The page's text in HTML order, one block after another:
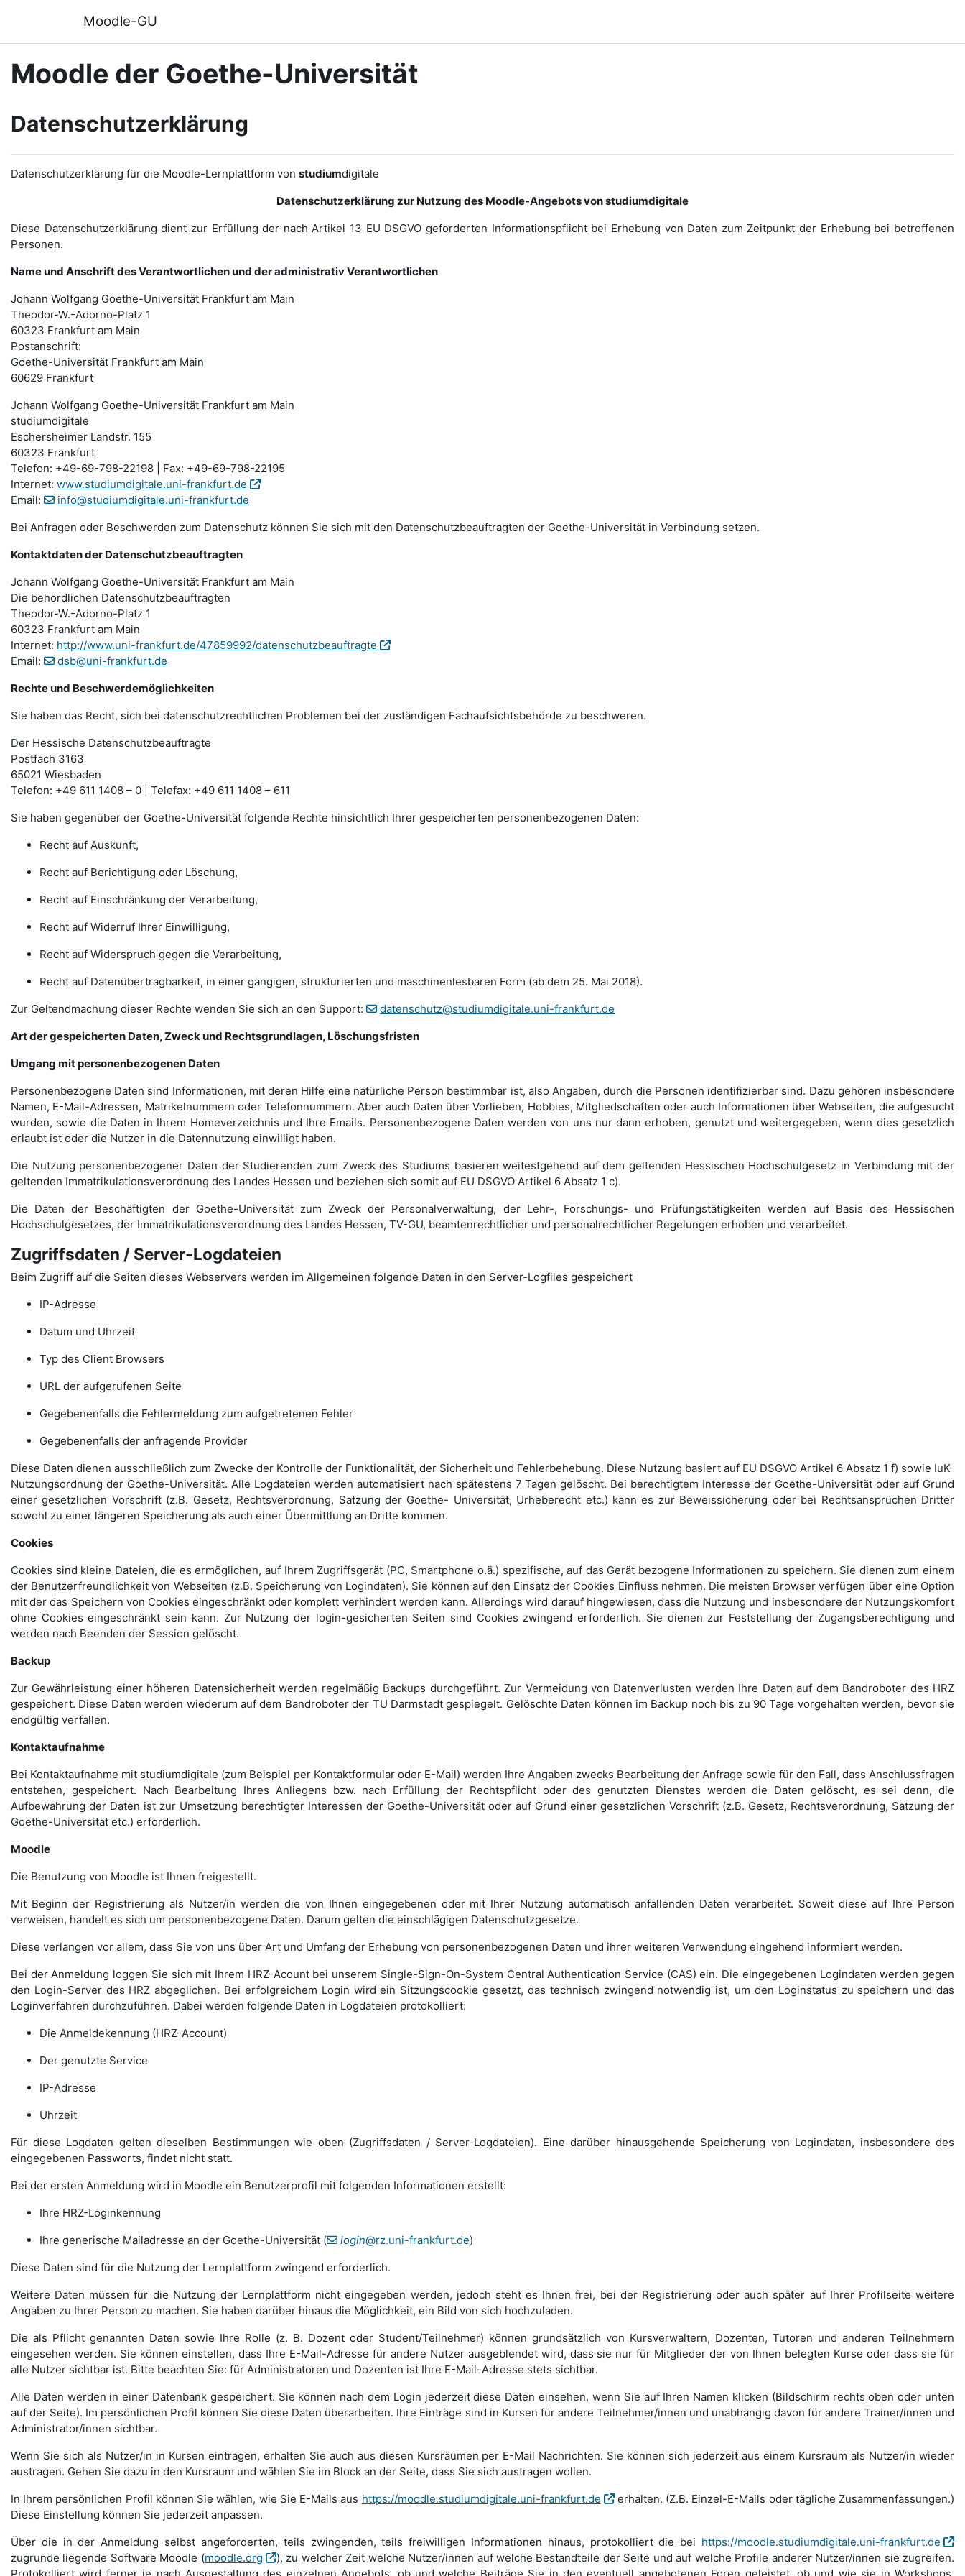
Moodle-GU
Moodle der Goethe-Universität
Datenschutzerklärung
Datenschutzerklärung für die Moodle-Lernplattform von studiumdigitale
Datenschutzerklärung zur Nutzung des Moodle-Angebots von studiumdigitale
Diese Datenschutzerklärung dient zur Erfüllung der nach Artikel 13 EU DSGVO geforderten Informationspflicht bei Erhebung von Daten zum Zeitpunkt der Erhebung bei betroffenen
Personen.
Name und Anschrift des Verantwortlichen und der administrativ Verantwortlichen
Johann Wolfgang Goethe-Universität Frankfurt am Main
Theodor-W.-Adorno-Platz 1
60323 Frankfurt am Main
Postanschrift:
Goethe-Universität Frankfurt am Main
60629 Frankfurt
Johann Wolfgang Goethe-Universität Frankfurt am Main
studiumdigitale
Eschersheimer Landstr. 155
60323 Frankfurt
Telefon: +49-69-798-22198 | Fax: +49-69-798-22195
Internet: www.studiumdigitale.uni-frankfurt.de
Email:
info@studiumdigitale.uni-frankfurt.de
Bei Anfragen oder Beschwerden zum Datenschutz können Sie sich mit den Datenschutz­beauftragten der Goethe-Universität in Verbindung setzen.
Kontaktdaten der Datenschutzbeauftragten
Johann Wolfgang Goethe-Universität Frankfurt am Main
Die behördlichen Datenschutzbeauftragten
Theodor-W.-Adorno-Platz 1
60323 Frankfurt am Main
Internet: http://www.uni-frankfurt.de/47859992/datenschutzbeauftragte
Email:
dsb@uni-frankfurt.de
Rechte und Beschwerdemöglichkeiten
Sie haben das Recht, sich bei datenschutzrechtlichen Problemen bei der zuständigen Fachauf­sichts­behörde zu beschweren.
Der Hessische Datenschutzbeauftragte
Postfach 3163
65021 Wiesbaden
Telefon: +49 611 1408 – 0 | Telefax: +49 611 1408 – 611
Sie haben gegenüber der Goethe-Universität folgende Rechte hinsichtlich Ihrer gespeicherten personen­bezogenen Daten:
Recht auf Auskunft,
Recht auf Berichtigung oder Löschung,
Recht auf Einschränkung der Verarbeitung,
Recht auf Widerruf Ihrer Einwilligung,
Recht auf Widerspruch gegen die Verarbeitung,
Recht auf Datenübertragbarkeit, in einer gängigen, strukturierten und maschinenlesbaren Form (ab dem 25. Mai 2018).
Zur Geltendmachung dieser Rechte wenden Sie sich an den Support:
datenschutz@studiumdigitale.uni-frankfurt.de
Art der gespeicherten Daten, Zweck und Rechtsgrundlagen, Löschungsfristen
Umgang mit personenbezogenen Daten
Personenbezogene Daten sind Informationen, mit deren Hilfe eine natürliche Person bestimmbar ist, also Angaben, durch die Personen identifizierbar sind. Dazu gehören insbesondere
Namen, E-Mail-Adressen, Matrikelnummern oder Telefonnummern. Aber auch Daten über Vorlieben, Hobbies, Mitgliedschaften oder auch Informationen über Webseiten, die aufgesucht
wurden, sowie die Daten in Ihrem Homeverzeichnis und Ihre Emails. Personenbezogene Daten werden von uns nur dann erhoben, genutzt und weitergegeben, wenn dies gesetzlich
erlaubt ist oder die Nutzer in die Datennutzung einwilligt haben.
Die Nutzung personenbezogener Daten der Studierenden zum Zweck des Studiums basieren weitestgehend auf dem geltenden Hessischen Hochschulgesetz in Verbindung mit der
geltenden Immatrikulationsverordnung des Landes Hessen und beziehen sich somit auf EU DSGVO Artikel 6 Absatz 1 c).
Die Daten der Beschäftigten der Goethe-Universität zum Zweck der Personal­verwaltung, der Lehr-, Forschungs- und Prüfungstätigkeiten werden auf Basis des Hessischen
Hochschulgesetzes, der Immatrikulations­verordnung des Landes Hessen, TV-GU, beamtenrechtlicher und personalrechtlicher Regelungen erhoben und verarbeitet.
Zugriffsdaten / Server-Logdateien
Beim Zugriff auf die Seiten dieses Webservers werden im Allgemeinen folgende Daten in den Server-Logfiles gespeichert
IP-Adresse
Datum und Uhrzeit
Typ des Client Browsers
URL der aufgerufenen Seite
Gegebenenfalls die Fehlermeldung zum aufgetretenen Fehler
Gegebenenfalls der anfragende Provider
Diese Daten dienen ausschließlich zum Zwecke der Kontrolle der Funktionalität, der Sicherheit und Fehlerbehebung. Diese Nutzung basiert auf EU DSGVO Artikel 6 Absatz 1 f) sowie IuK-
Nutzungsordnung der Goethe-Universität. Alle Logdateien werden auto­matisiert nach spätestens 7 Tagen gelöscht. Bei berechtigtem Interesse der Goethe-Universität oder auf Grund
einer gesetzlichen Vorschrift (z.B. Gesetz, Rechtsverordnung, Satzung der Goethe- Universität, Urheberecht etc.) kann es zur Beweissicherung oder bei Rechtsansprüchen Dritter
sowohl zu einer längeren Speicherung als auch einer Übermittlung an Dritte kommen.
Cookies
Cookies sind kleine Dateien, die es ermöglichen, auf Ihrem Zugriffsgerät (PC, Smartphone o.ä.) spezifische, auf das Gerät bezogene Informationen zu speichern. Sie dienen zum einem
der Benutzerfreundlichkeit von Webseiten (z.B. Speicherung von Logindaten). Sie können auf den Einsatz der Cookies Einfluss nehmen. Die meisten Browser verfügen über eine Option
mit der das Speichern von Cookies eingeschränkt oder komplett verhindert werden kann. Allerdings wird darauf hingewiesen, dass die Nutzung und insbesondere der Nutzungskomfort
ohne Cookies eingeschränkt sein kann. Zur Nutzung der login-gesicherten Seiten sind Cookies zwingend erforderlich. Sie dienen zur Feststellung der Zugangs­berechtigung und
werden nach Beenden der Session gelöscht.
Backup
Zur Gewährleistung einer höheren Datensicherheit werden regelmäßig Backups durchgeführt. Zur Vermeidung von Datenverlusten werden Ihre Daten auf dem Bandroboter des HRZ
gespeichert. Diese Daten werden wiederum auf dem Bandroboter der TU Darmstadt gespiegelt. Gelöschte Daten können im Backup noch bis zu 90 Tage vorgehalten werden, bevor sie
endgültig verfallen.
Kontaktaufnahme
Bei Kontaktaufnahme mit studiumdigitale (zum Beispiel per Kontaktformular oder E-Mail) werden Ihre Angaben zwecks Bearbeitung der Anfrage sowie für den Fall, dass Anschluss­fragen
entstehen, gespeichert. Nach Bearbeitung Ihres Anliegens bzw. nach Erfüllung der Rechtspflicht oder des genutzten Dienstes werden die Daten gelöscht, es sei denn, die
Aufbewahrung der Daten ist zur Umsetzung berechtigter Interessen der Goethe-Universität oder auf Grund einer gesetzlichen Vorschrift (z.B. Gesetz, Rechtsverordnung, Satzung der
Goethe-Universität etc.) erforderlich.
Moodle
Die Benutzung von Moodle ist Ihnen freigestellt.
Mit Beginn der Registrierung als Nutzer/in werden die von Ihnen eingegebenen oder mit Ihrer Nutzung automatisch anfallenden Daten verarbeitet. Soweit diese auf Ihre Person
verweisen, handelt es sich um personenbezogene Daten. Darum gelten die einschlägigen Datenschutzgesetze.
Diese verlangen vor allem, dass Sie von uns über Art und Umfang der Erhebung von personenbezogenen Daten und ihrer weiteren Verwendung eingehend informiert werden.
Bei der Anmeldung loggen Sie sich mit Ihrem HRZ-Acount bei unserem Single-Sign-On-System Central Authentication Service (CAS) ein. Die eingegebenen Logindaten werden gegen
den Login-Server des HRZ abgeglichen. Bei erfolgreichem Login wird ein Sitzungscookie gesetzt, das technisch zwingend notwendig ist, um den Loginstatus zu speichern und das
Loginverfahren durchzuführen. Dabei werden folgende Daten in Logdateien protokolliert:
Die Anmeldekennung (HRZ-Account)
Der genutzte Service
IP-Adresse
Uhrzeit
Für diese Logdaten gelten dieselben Bestimmungen wie oben (Zugriffsdaten / Server-Logdateien). Eine darüber hinausgehende Speicherung von Logindaten, insbesondere des
eingegebenen Passworts, findet nicht statt.
Bei der ersten Anmeldung wird in Moodle ein Benutzerprofil mit folgenden Informationen erstellt:
Ihre HRZ-Loginkennung
Ihre generische Mailadresse an der Goethe-Universität (
login@rz.uni-frankfurt.de)
Diese Daten sind für die Nutzung der Lernplattform zwingend erforderlich.
Weitere Daten müssen für die Nutzung der Lernplattform nicht eingegeben werden, jedoch steht es Ihnen frei, bei der Registrierung oder auch später auf Ihrer Profilseite weitere
Angaben zu Ihrer Person zu machen. Sie haben darüber hinaus die Möglichkeit, ein Bild von sich hochzuladen.
Die als Pflicht genannten Daten sowie Ihre Rolle (z. B. Dozent oder Student/Teilnehmer) können grundsätzlich von Kursverwaltern, Dozenten, Tutoren und anderen Teilnehmern
eingesehen werden. Sie können einstellen, dass Ihre E-Mail-Adresse für andere Nutzer ausgeblendet wird, dass sie nur für Mitglieder der von Ihnen belegten Kurse oder dass sie für
alle Nutzer sichtbar ist. Bitte beachten Sie: für Administratoren und Dozenten ist Ihre E-Mail-Adresse stets sichtbar.
Alle Daten werden in einer Datenbank gespeichert. Sie können nach dem Login jederzeit diese Daten einsehen, wenn Sie auf Ihren Namen klicken (Bildschirm rechts oben oder unten
auf der Seite). Im persönlichen Profil können Sie diese Daten überarbeiten. Ihre Einträge sind in Kursen für andere Teilnehmer/innen und unabhängig davon für andere Trainer/innen und
Administrator/innen sichtbar.
Wenn Sie sich als Nutzer/in in Kursen eintragen, erhalten Sie auch aus diesen Kursräumen per E-Mail Nachrichten. Sie können sich jederzeit aus einem Kursraum als Nutzer/in wieder
austragen. Gehen Sie dazu in den Kursraum und wählen Sie im Block an der Seite, dass Sie sich austragen wollen.
In Ihrem persönlichen Profil können Sie wählen, wie Sie E-Mails aus https://moodle.studiumdigitale.uni-frankfurt.de
erhalten. (Z.B. Einzel-E-Mails oder tägliche Zusammenfassungen.)
Diese Einstellung können Sie jederzeit anpassen.
Über die in der Anmeldung selbst angeforderten, teils zwingenden, teils freiwilligen Informationen hinaus, protokolliert die bei https://moodle.studiumdigitale.uni-frankfurt.de
zugrunde liegende Software Moodle (moodle.org
), zu welcher Zeit welche Nutzer/innen auf welche Bestandteile der Seite und auf welche Profile anderer Nutzer/innen sie zugreifen.